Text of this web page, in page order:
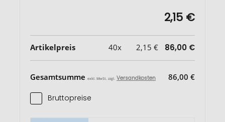
2,15 €
Artikelpreis 40x 2,15 € 86,00 €
Gesamtsumme exkl. MwSt. zzgl. Versandkosten 86,00 €
Bruttopreise